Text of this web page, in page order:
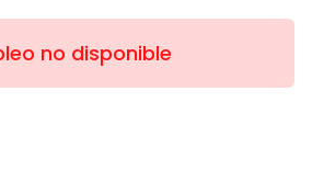
no disponible